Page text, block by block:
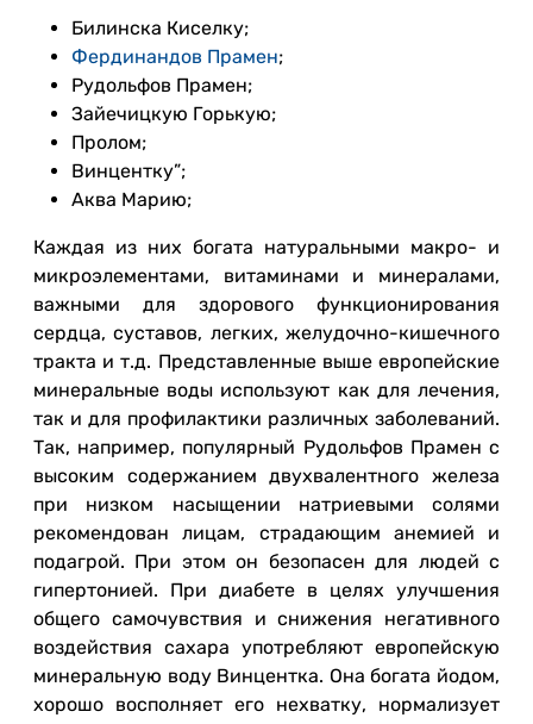
Билинска Киселку;
Фердинандов Прамен;
Рудольфов Прамен;
Зайечицкую Горькую;
Пролом;
Винцентку”;
Аква Марию;
Каждая из них богата натуральными макро- и
микроэлементами, витаминами и минералами,
важными для здорового функционирования
сердца, суставов, легких, желудочно-кишечного
тракта и т.д. Представленные выше европейские
минеральные воды используют как для лечения,
так и для профилактики различных заболеваний.
Так, например, популярный Рудольфов Прамен с
высоким содержанием двухвалентного железа
при низком насыщении натриевыми солями
рекомендован лицам, страдающим анемией и
подагрой. При этом он безопасен для людей с
гипертонией. При диабете в целях улучшения
общего самочувствия и снижения негативного
воздействия сахара употребляют европейскую
минеральную воду Винцентка. Она богата йодом,
хорошо восполняет его нехватку, нормализует